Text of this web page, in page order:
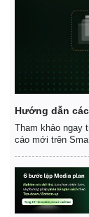
Bất động sản
Khởi nghiệp
Hướng dẫn
Tham khảo ngay
cáo mới trên